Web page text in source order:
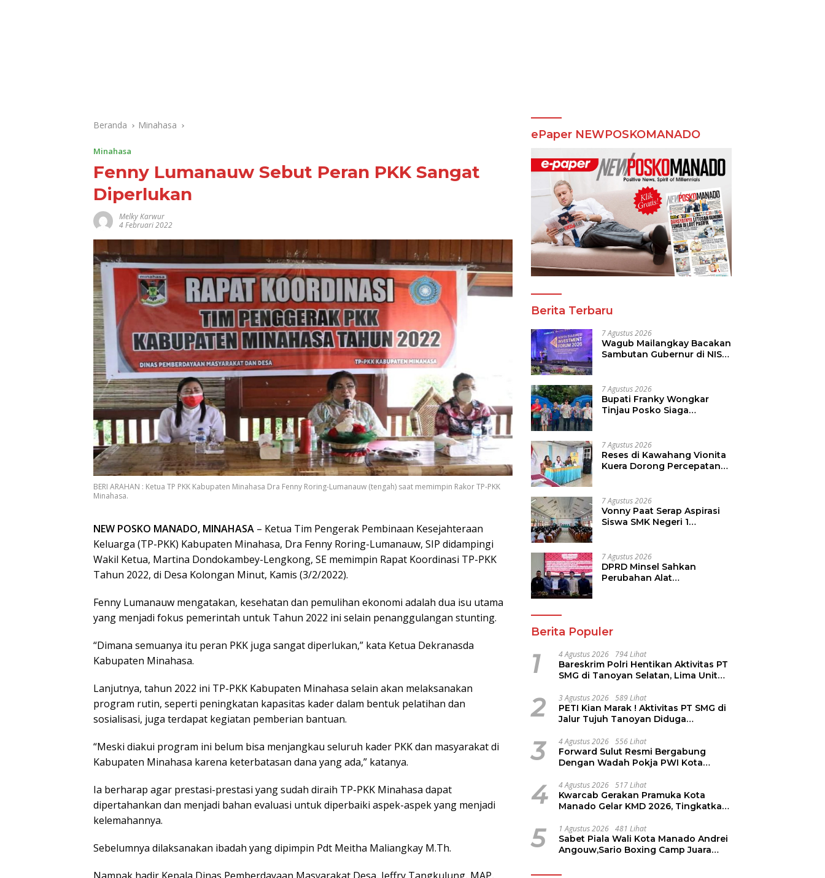
Beranda Minahasa
Minahasa
Fenny Lumanauw Sebut Peran PKK Sangat
Diperlukan
Melky Karwur
4 Februari 2022
BERI ARAHAN : Ketua TP PKK Kabupaten Minahasa Dra Fenny Roring-Lumanauw (tengah) saat memimpin Rakor TP-PKK
Minahasa.
NEW POSKO MANADO, MINAHASA – Ketua Tim Pengerak Pembinaan Kesejahteraan
Keluarga (TP-PKK) Kabupaten Minahasa, Dra Fenny Roring-Lumanauw, SIP didampingi
Wakil Ketua, Martina Dondokambey-Lengkong, SE memimpin Rapat Koordinasi TP-PKK
Tahun 2022, di Desa Kolongan Minut, Kamis (3/2/2022).
Fenny Lumanauw mengatakan, kesehatan dan pemulihan ekonomi adalah dua isu utama
yang menjadi fokus pemerintah untuk Tahun 2022 ini selain penanggulangan stunting.
“Dimana semuanya itu peran PKK juga sangat diperlukan,” kata Ketua Dekranasda
Kabupaten Minahasa.
Lanjutnya, tahun 2022 ini TP-PKK Kabupaten Minahasa selain akan melaksanakan
program rutin, seperti peningkatan kapasitas kader dalam bentuk pelatihan dan
sosialisasi, juga terdapat kegiatan pemberian bantuan.
“Meski diakui program ini belum bisa menjangkau seluruh kader PKK dan masyarakat di
Kabupaten Minahasa karena keterbatasan dana yang ada,” katanya.
Ia berharap agar prestasi-prestasi yang sudah diraih TP-PKK Minahasa dapat
dipertahankan dan menjadi bahan evaluasi untuk diperbaiki aspek-aspek yang menjadi
kelemahannya.
Sebelumnya dilaksanakan ibadah yang dipimpin Pdt Meitha Maliangkay M.Th.
ePaper NEWPOSKOMANADO
Berita Terbaru
7 Agustus 2026
Wagub Mailangkay Bacakan
Sambutan Gubernur di NISF
Hilirisasi Kelapa ke Investor
7 Agustus 2026
Bupati Franky Wongkar
Tinjau Posko Siaga
Musim Kemarau
7 Agustus 2026
Reses di Kawahang Vionita
Kuera Dorong Percepatan
7 Agustus 2026
Vonny Paat Serap Aspirasi
Siswa SMK Negeri 1
7 Agustus 2026
DPRD Minsel Sahkan
Perubahan Alat
Berita Populer
1 4 Agustus 2026 794 Lihat
Bareskrim Polri Hentikan Aktivitas PT
SMG di Tanoyan Selatan, Lima Unit
2 3 Agustus 2026 589 Lihat
PETI Kian Marak ! Aktivitas PT SMG di
Jalur Tujuh Tanoyan Diduga
3 4 Agustus 2026 556 Lihat
Forward Sulut Resmi Bergabung
Dengan Wadah Pokja PWI Kota
4 4 Agustus 2026 517 Lihat
Kwarcab Gerakan Pramuka Kota
Manado Gelar KMD 2026, Tingkatkan
Pramuka
5 1 Agustus 2026 481 Lihat
Sabet Piala Wali Kota Manado Andrei
Angouw,Sario Boxing Camp Juara